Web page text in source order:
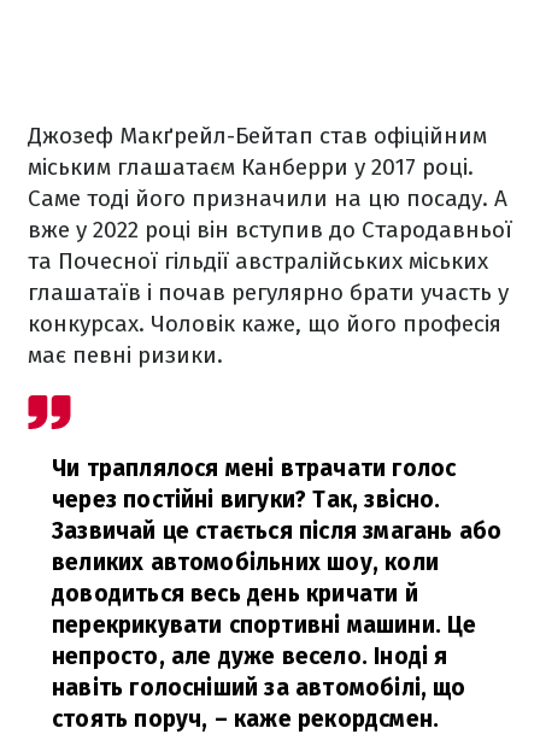
Джозеф Макґрейл-Бейтап став офіційним
міським глашатаєм Канберри у 2017 році.
Саме тоді його призначили на цю посаду. А
вже у 2022 році він вступив до Стародавньої
та Почесної гільдії австралійських міських
глашатаїв і почав регулярно брати участь у
конкурсах. Чоловік каже, що його професія
має певні ризики.
Чи траплялося мені втрачати голос
через постійні вигуки? Так, звісно.
Зазвичай це стається після змагань або
великих автомобільних шоу, коли
доводиться весь день кричати й
перекрикувати спортивні машини. Це
непросто, але дуже весело. Іноді я
навіть голосніший за автомобілі, що
стоять поруч, – каже рекордсмен.